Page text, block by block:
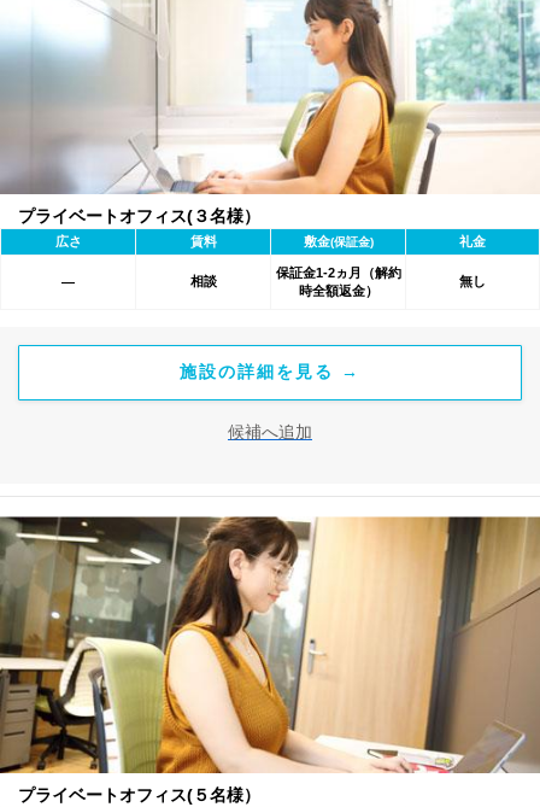
プライベートオフィス(３名様）
広さ 賃料 敷金(保証金) 礼金
― 相談
保証金1-2ヵ月（解約
時全額返金）
無し
施設の詳細を見る →
候補へ追加
プライベートオフィス(５名様）